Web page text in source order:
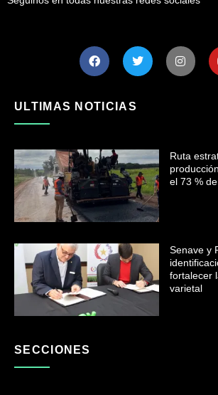
ULTIMAS NOTICIAS
Ruta
el 73 %
Senave y
fortalecer
varietal
SECCIONES